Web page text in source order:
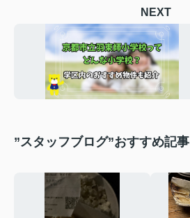
NEXT
”スタッフブログ”おすすめ記事